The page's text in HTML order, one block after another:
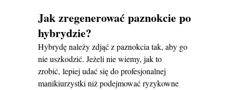
Jak zregenerować paznokcie po
hybrydzie?
Hybrydę należy zdjąć z paznokcia tak, aby go
nie uszkodzić. Jeżeli nie wiemy, jak to
zrobić, lepiej udać się do profesjonalnej
manikiurzystki niż podejmować ryzykowne